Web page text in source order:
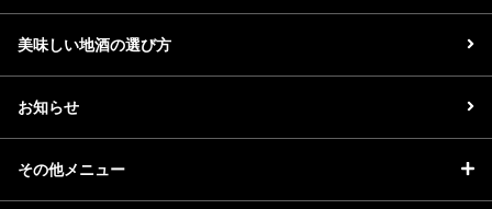
美味しい地酒の選び方
お知らせ
その他メニュー